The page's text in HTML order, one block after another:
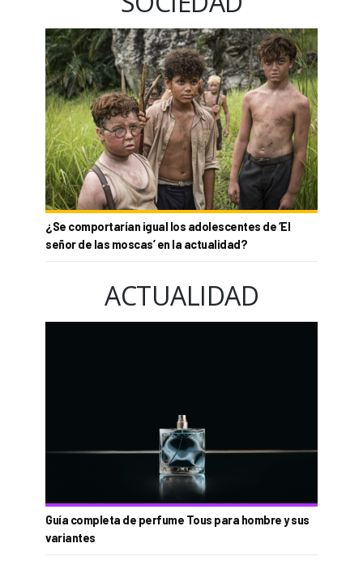
¿Se comportarían igual los adolescentes de ‘El
señor de las moscas’ en la actualidad?
ACTUALIDAD
Guía completa de perfume Tous para hombre y sus
variantes